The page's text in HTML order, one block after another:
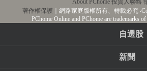
About PChome 投資人聯絡
著作權保護 ｜網路家庭版權所有、轉載必究
PChome Online and PChome are trademarks
自選股
新聞